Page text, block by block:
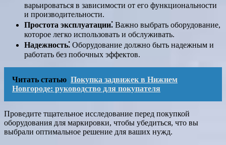
варьироваться в зависимости от его функциональности
и производительности.
Простота эксплуатации⁚ Важно выбрать оборудование,
которое легко использовать и обслуживать.
Надежность⁚ Оборудование должно быть надежным и
работать без побочных эффектов.
Читать статью Покупка задвижек в Нижнем
Новгороде: руководство для покупателя
Проведите тщательное исследование перед покупкой
оборудования для маркировки, чтобы убедиться, что вы
выбрали оптимальное решение для ваших нужд.